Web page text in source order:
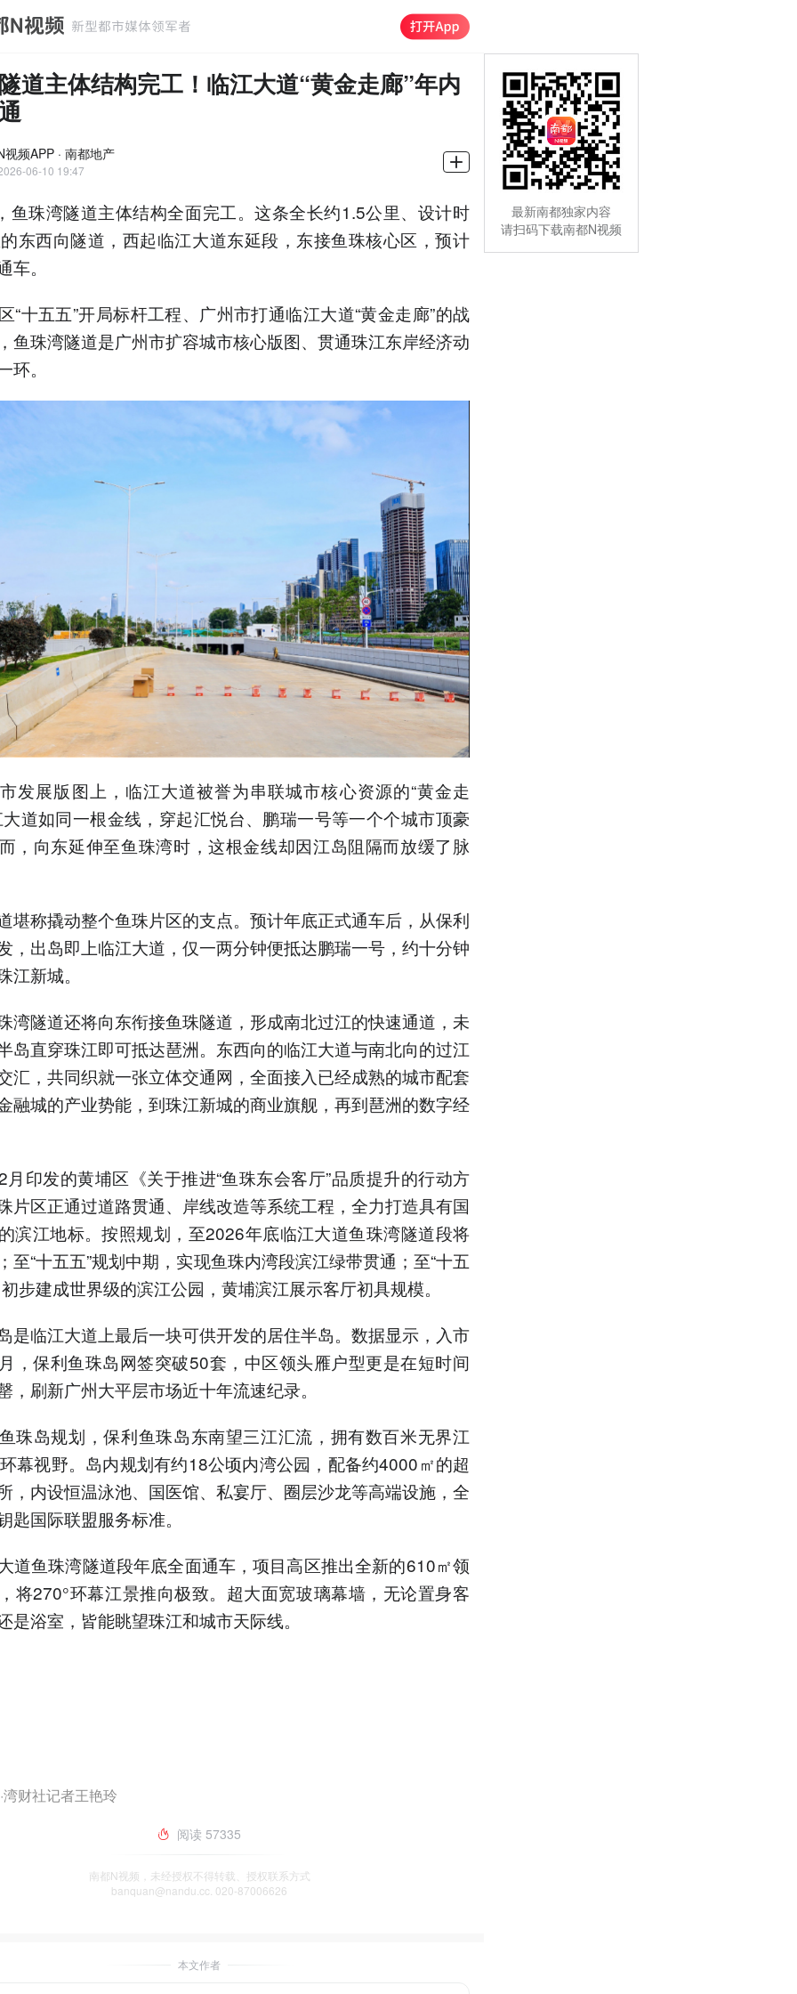
道主体结构完工！临江大道“黄金走廊”年内
视频APP · 南都地产
06-10 19:47
鱼珠湾隧道主体结构全面完工。这条全长约1.5公里、设计时
东西向隧道，西起临江大道东延段，东接鱼珠核心区，预计
车。
“十五五”开局标杆工程、广州市打通临江大道“黄金走廊”的战
鱼珠湾隧道是广州市扩容城市核心版图、贯通珠江东岸经济动
环。
发展版图上，临江大道被誉为串联城市核心资源的“黄金走
大道如同一根金线，穿起汇悦台、鹏瑞一号等一个个城市顶豪
，向东延伸至鱼珠湾时，这根金线却因江岛阻隔而放缓了脉
堪称撬动整个鱼珠片区的支点。预计年底正式通车后，从保利
，出岛即上临江大道，仅一两分钟便抵达鹏瑞一号，约十分钟
江新城。
湾隧道还将向东衔接鱼珠隧道，形成南北过江的快速通道，未
岛直穿珠江即可抵达琶洲。东西向的临江大道与南北向的过江
汇，共同织就一张立体交通网，全面接入已经成熟的城市配套
融城的产业势能，到珠江新城的商业旗舰，再到琶洲的数字经
月印发的黄埔区《关于推进“鱼珠东会客厅”品质提升的行动方
片区正通过道路贯通、岸线改造等系统工程，全力打造具有国
滨江地标。按照规划，至2026年底临江大道鱼珠湾隧道段将
至“十五五”规划中期，实现鱼珠内湾段滨江绿带贯通；至“十五
步建成世界级的滨江公园，黄埔滨江展示客厅初具规模。
是临江大道上最后一块可供开发的居住半岛。数据显示，入市
，保利鱼珠岛网签突破50套，中区领头雁户型更是在短时间
，刷新广州大平层市场近十年流速纪录。
珠岛规划，保利鱼珠岛东南望三江汇流，拥有数百米无界江
幕视野。岛内规划有约18公顷内湾公园，配备约4000㎡的超
，内设恒温泳池、国医馆、私宴厅、圈层沙龙等高端设施，全
匙国际联盟服务标准。
道鱼珠湾隧道段年底全面通车，项目高区推出全新的610㎡领
将270°环幕江景推向极致。超大面宽玻璃幕墙，无论置身客
是浴室，皆能眺望珠江和城市天际线。
湾财社记者王艳玲
阅读 57335
南都N视频，未经授权不得转载、授权联系方式
banquan@nandu.cc. 020-87006626
本文作者
最新南都独家内容
请扫码下载南都N视频